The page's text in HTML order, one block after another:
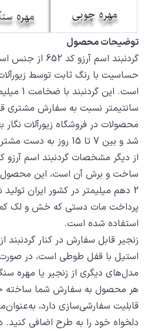
توضیحات محصول
گردنبند اسم
حساسیت با رنگ ثابت توسط
سانتیمتر نسبت به سفارش
محصولات در فروشگاه زیورآلات
شد و بین 7 تا 15 روز به دست مشتریان گرامی خواهد رسید.
ساخت و برش آن است، این محصول
2 دهم میلیمتر در کشور ایران
پرداخت مات دستی که خش و لک
استفاده شده است.
استیل با قفل طوطی است، در
مدل‌های دیگری از زنجیر یا مهره
هر محصول به سفارش شما ساخته
قابلیت سفارشی‌سازی دارد،
دلخواه خود را به طرح اضافی